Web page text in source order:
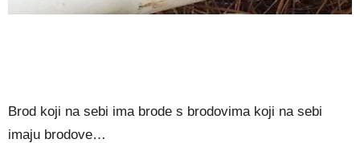
Brod koji na sebi ima brode s brodovima koji na sebi
imaju brodove…